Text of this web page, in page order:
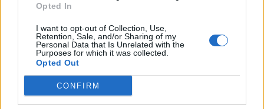
Opted In
I want to opt-out of Collection, Use,
Retention, Sale, and/or Sharing of my
Personal Data that Is Unrelated with the
Purposes for which it was collected.
Opted Out
CONFIRM